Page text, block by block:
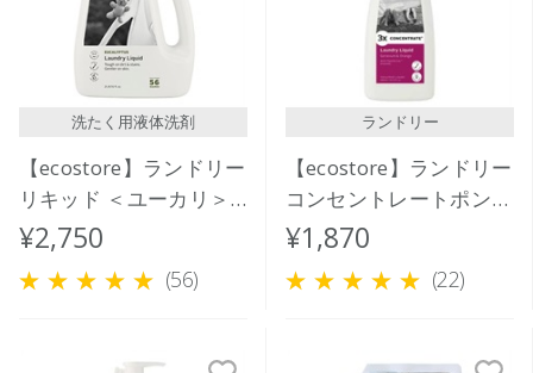
洗たく用液体洗剤
【ecostore】ランドリー
リキッド ＜ユーカリ＞
2L
¥2,750
(56)
ランドリー
【ecostore】ランドリー
コンセントレートポンプ
＜ゼラニウム＆オレンジ
＞ 480mL
¥1,870
(22)